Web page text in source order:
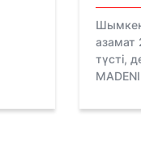
азамат
түсті,